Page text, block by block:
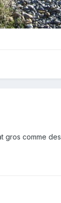
gros comme